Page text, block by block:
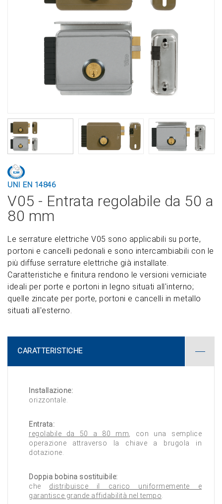
UNI EN 14846
V05 - Entrata regolabile da 50 a
80 mm
Le serrature elettriche V05 sono applicabili su porte,
portoni e cancelli pedonali e sono intercambiabili con le
più diffuse serrature elettriche già installate.
Caratteristiche e finitura rendono le versioni verniciate
ideali per porte e portoni in legno situati all'interno;
quelle zincate per porte, portoni e cancelli in metallo
situati all'esterno.
CARATTERISTICHE
Installazione:
orizzontale.
Entrata:
regolabile da 50 a 80 mm , con una semplice
operazione attraverso la chiave a brugola in
dotazione.
Doppia bobina sostituibile:
che distribuisce il carico uniformemente e
garantisce grande affidabilità nel tempo